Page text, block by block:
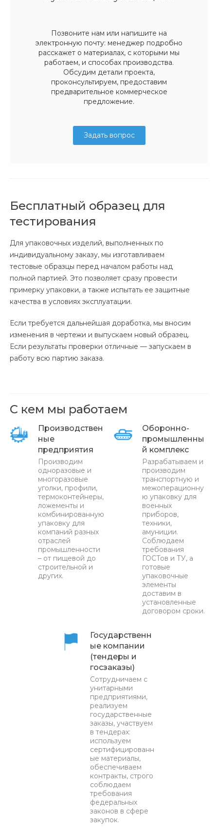
Позвоните нам или напишите на
электронную почту: менеджер подробно
расскажет о материалах, с которыми мы
работаем, и способах производства.
Обсудим детали проекта,
проконсультируем, предоставим
предварительное коммерческое
предложение.
Задать вопрос
Бесплатный образец для
тестирования
Для упаковочных изделий, выполненных по
индивидуальному заказу, мы изготавливаем
тестовые образцы перед началом работы над
полной партией. Это позволяет сразу провести
примерку упаковки, а также испытать ее защитные
качества в условиях эксплуатации.
Если требуется дальнейшая доработка, мы вносим
изменения в чертежи и выпускаем новый образец.
Если результаты проверки отличные — запускаем в
работу всю партию заказа.
С кем мы работаем
Производствен
ные
предприятия
Производим
одноразовые и
многоразовые
уголки, профили,
термоконтейнеры,
ложементы и
комбинированную
упаковку для
компаний разных
отраслей
промышленности
– от пищевой до
строительной и
других.
Оборонно-
промышленны
й комплекс
Разрабатываем и
производим
транспортную и
межоперационну
ю упаковку для
военных
приборов,
техники,
амуниции.
Соблюдаем
требования
ГОСТов и ТУ, а
готовые
упаковочные
элементы
доставим в
установленные
договором сроки.
Государственн
ые компании
(тендеры и
госзаказы)
Сотрудничаем с
унитарными
предприятиями,
реализуем
государственные
заказы, участвуем
в тендерах:
используем
сертифицированн
ые материалы,
обеспечиваем
контракты, строго
соблюдаем
требования
федеральных
законов в сфере
закупок.